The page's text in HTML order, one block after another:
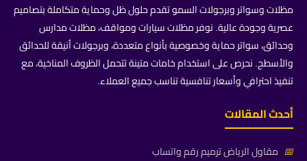
مظلات وسواتر وبرجولات السمو تقدم حلول ظل وحماية متكاملة بتصاميم
عصرية وجودة عالية. نوفر مظلات سيارات ومواقف، مظلات مدارس
وحدائق، سواتر حماية وخصوصية بأنواع متعددة، وبرجولات أنيقة للحدائق
والأسطح. نحرص على استخدام خامات متينة تتحمل الظروف المناخية، مع
تنفيذ احترافي وأسعار تنافسية تناسب جميع العملاء.
أحدث المقالات
📅 مقاول الرياض ترميم رقم واتساب